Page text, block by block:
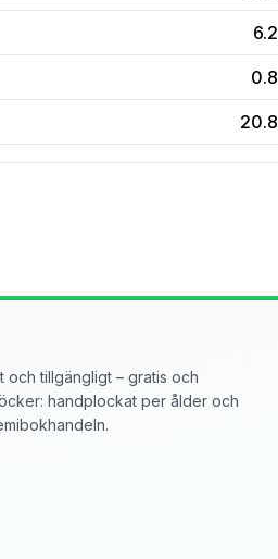
6.2
0.8
20.8
tillgängligt – gratis och
handplockat per ålder och